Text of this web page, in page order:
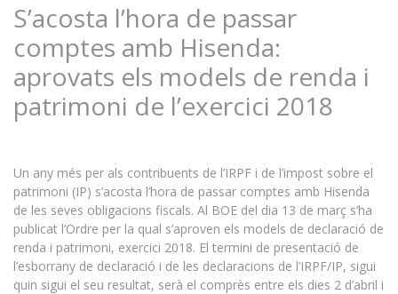
S’acosta l’hora de passar
comptes amb Hisenda:
aprovats els models de renda i
patrimoni de l’exercici 2018
Un any més per als contribuents de l’IRPF i de l’impost sobre el
patrimoni (IP) s’acosta l’hora de passar comptes amb Hisenda
de les seves obligacions fiscals. Al BOE del dia 13 de març s’ha
publicat l’Ordre per la qual s’aproven els models de declaració de
renda i patrimoni, exercici 2018. El termini de presentació de
l’esborrany de declaració i de les declaracions de l’IRPF/IP, sigui
quin sigui el seu resultat, serà el comprès entre els dies 2 d’abril i